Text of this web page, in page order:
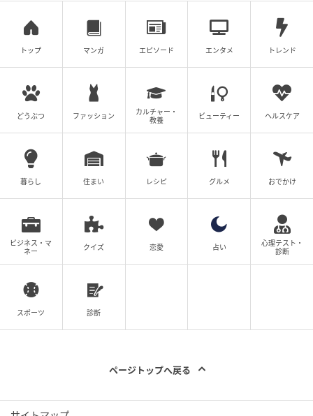
金属パーツを少し縮めることで簡単に設置できます。
ちなみに、メンズサイズのこちらは、対応する靴のサ
靴よりシューキーパーのサイズが小さいと十分な効果
を得られず、逆に大きすぎると靴に入れられないとい
った問題も出てきます。シューキーパーのサイズ選び
は意外と難しいですが、対応サイズ範囲内を選ぶのが
無難かと思います。
トップ マンガ エピソード エンタメ トレンド
どうぶつ ファッション
カルチャー・
教養
ビューティー ヘルスケア
暮らし 住まい レシピ グルメ おでかけ
ビジネス・マ
ネー
クイズ 恋愛 占い
心理テスト・
診断
スポーツ 診断
ページトップへ戻る